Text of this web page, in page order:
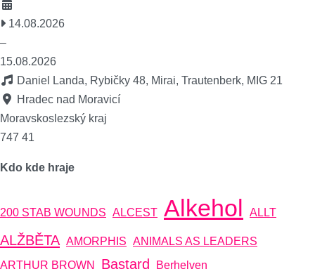
14.08.2026
–
15.08.2026
Daniel Landa, Rybičky 48, Mirai, Trautenberk, MIG 21
Hradec nad Moravicí
Moravskoslezský kraj
747 41
Kdo kde hraje
200 STAB WOUNDS ALCEST Alkehol ALLT
ALŽBĚTA AMORPHIS ANIMALS AS LEADERS
ARTHUR BROWN
Bastard Berhelven